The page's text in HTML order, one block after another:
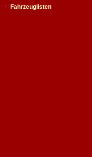
Fahrzeuglisten